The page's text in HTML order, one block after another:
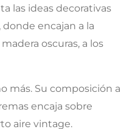
las ideas decorativas
encajan a la
oscuras, a los
más. Su composición a
encaja sobre
aire vintage.